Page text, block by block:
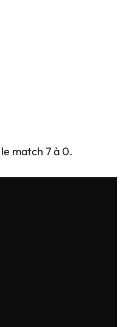
match 7 à 0.